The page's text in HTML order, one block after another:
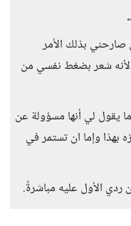
صارحني بذلك الأمر
لأنه شعر بضغط نفسي من
يقول لي أنها مسؤولة عن
بهذا وإما ان تستمر في
الأول عليه مباشرةً.